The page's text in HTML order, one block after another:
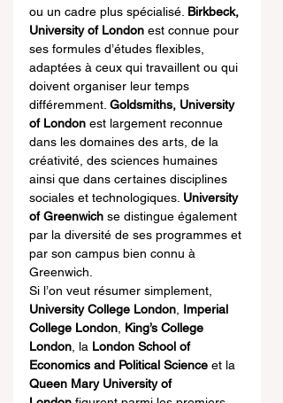
ou un cadre plus spécialisé. Birkbeck,
University of London est connue pour
ses formules d’études flexibles,
adaptées à ceux qui travaillent ou qui
doivent organiser leur temps
différemment. Goldsmiths, University
of London est largement reconnue
dans les domaines des arts, de la
créativité, des sciences humaines
ainsi que dans certaines disciplines
sociales et technologiques. University
of Greenwich se distingue également
par la diversité de ses programmes et
par son campus bien connu à
Greenwich.
Si l’on veut résumer simplement,
University College London Imperial
College London King’s College
London , la London School of
Economics and Political Science et la
Queen Mary University of